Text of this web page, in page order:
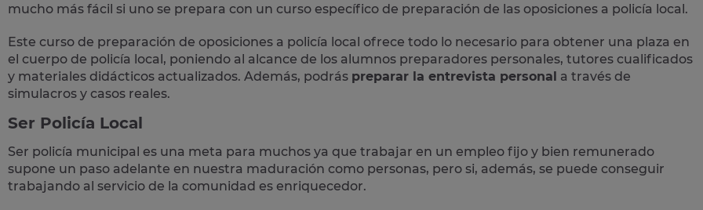
mucho más fácil si uno se prepara con un curso específico de preparación de las oposiciones a policía local.
Este curso de preparación de oposiciones a policía local ofrece todo lo necesario para obtener una plaza en
el cuerpo de policía local, poniendo al alcance de los alumnos preparadores personales, tutores cualificados
y materiales didácticos actualizados. Además, podrás preparar la entrevista personal a través de
simulacros y casos reales.
Ser Policía Local
Ser policía municipal es una meta para muchos ya que trabajar en un empleo fijo y bien remunerado
supone un paso adelante en nuestra maduración como personas, pero si, además, se puede conseguir
trabajando al servicio de la comunidad es enriquecedor.